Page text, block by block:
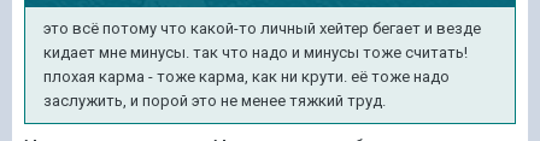
это всё потому что какой-то личный хейтер бегает и везде
кидает мне минусы. так что надо и минусы тоже считать!
плохая карма - тоже карма, как ни крути. её тоже надо
заслужить, и порой это не менее тяжкий труд.